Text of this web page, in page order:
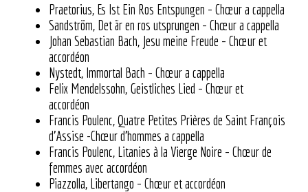
Praetorius, Es Ist Ein Ros Entspungen – Chœur a cappella
Sandström, Det är en ros utsprungen – Chœur a cappella
Johan Sebastian Bach, Jesu meine Freude – Chœur et
accordéon
Nystedt, Immortal Bach – Chœur a cappella
Felix Mendelssohn, Geistliches Lied – Chœur et
accordéon
Francis Poulenc, Quatre Petites Prières de Saint François
d’Assise -Chœur d’hommes a cappella
Francis Poulenc, Litanies à la Vierge Noire – Chœur de
femmes avec accordéon
Piazzolla, Libertango – Chœur et accordéon